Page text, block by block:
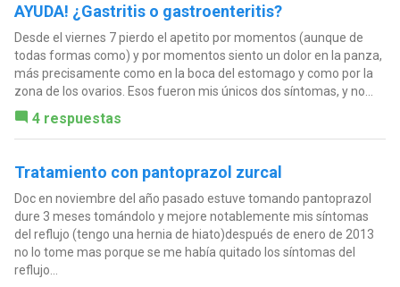
AYUDA! ¿Gastritis o gastroenteritis?
Desde el viernes 7 pierdo el apetito por momentos (aunque de
todas formas como) y por momentos siento un dolor en la panza,
más precisamente como en la boca del estomago y como por la
zona de los ovarios. Esos fueron mis únicos dos síntomas, y no...
4 respuestas
Tratamiento con pantoprazol zurcal
Doc en noviembre del año pasado estuve tomando pantoprazol
dure 3 meses tomándolo y mejore notablemente mis síntomas
del reflujo (tengo una hernia de hiato)después de enero de 2013
no lo tome mas porque se me había quitado los síntomas del
reflujo...